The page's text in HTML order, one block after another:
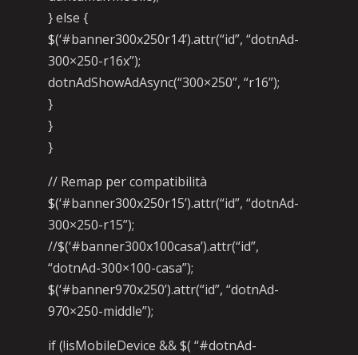
} else {
$(‘#banner300x250r14’).attr(“id”, “dotnAd-
300×250-r16x”);
dotnAdShowAdAsync(“300×250”, “r16”);
}
}
}
// Remap per compatibilità
$(‘#banner300x250r15’).attr(“id”, “dotnAd-
300×250-r15”);
//$(‘#banner300x100casa’).attr(“id”,
“dotnAd-300×100-casa”);
$(‘#banner970x250’).attr(“id”, “dotnAd-
970×250-middle”);
if (!isMobileDevice && $( “#dotnAd-